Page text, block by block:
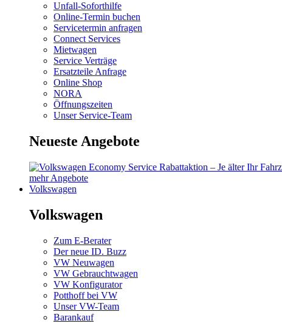
Unfall-Soforthilfe
Online-Termin buchen
Servicetermin anfragen
Connect Services
Mietwagen
Service Verträge
Ersatzteile Anfrage
Online Shop
NORA
Öffnungszeiten
Unser Service-Team
Neueste Angebote
mehr Angebote
Volkswagen
Volkswagen
Zum E-Berater
Der neue ID. Buzz
VW Neuwagen
VW Gebrauchtwagen
VW Konfigurator
Potthoff bei VW
Unser VW-Team
Barankauf